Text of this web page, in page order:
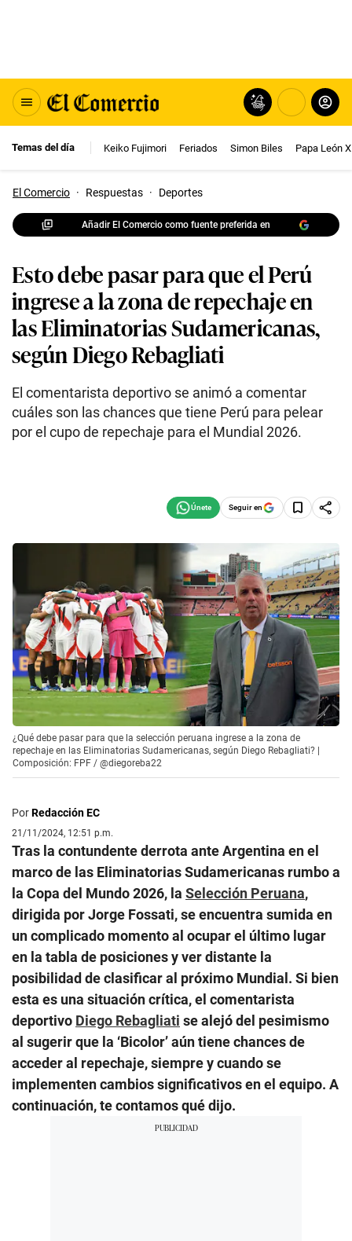
Temas del día Keiko Fujimori Feriados Simon Biles Papa León
El Comercio · Respuestas · Deportes
Añadir El Comercio como fuente preferida en
Esto debe pasar para que el Perú
ingrese a la zona de repechaje en
las Eliminatorias Sudamericanas,
según Diego Rebagliati
El comentarista deportivo se animó a comentar
cuáles son las chances que tiene Perú para pelear
por el cupo de repechaje para el Mundial 2026.
Seguir en
¿Qué debe pasar para que la selección peruana ingrese a la zona de
repechaje en las Eliminatorias Sudamericanas, según Diego Rebagliati? |
Composición: FPF / @diegoreba22
PorRedacción EC
21/11/2024, 12:51 p.m.
Tras la contundente derrota ante Argentina en el
marco de las Eliminatorias Sudamericanas rumbo a
la Copa del Mundo 2026, la Selección Peruana,
dirigida por Jorge Fossati, se encuentra sumida en
un complicado momento al ocupar el último lugar
en la tabla de posiciones y ver distante la
posibilidad de clasificar al próximo Mundial. Si bien
esta es una situación crítica, el comentarista
deportivo Diego Rebagliati se alejó del pesimismo
al sugerir que la ‘Bicolor’ aún tiene chances de
acceder al repechaje, siempre y cuando se
implementen cambios significativos en el equipo. A
continuación, te contamos qué dijo.